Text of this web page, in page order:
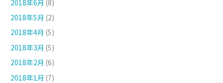
2018年6月 (8)
2018年5月 (2)
2018年4月 (5)
2018年3月 (5)
2018年2月 (6)
2018年1月 (7)